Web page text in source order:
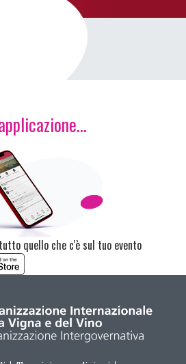
quello che c'è sul tuo evento